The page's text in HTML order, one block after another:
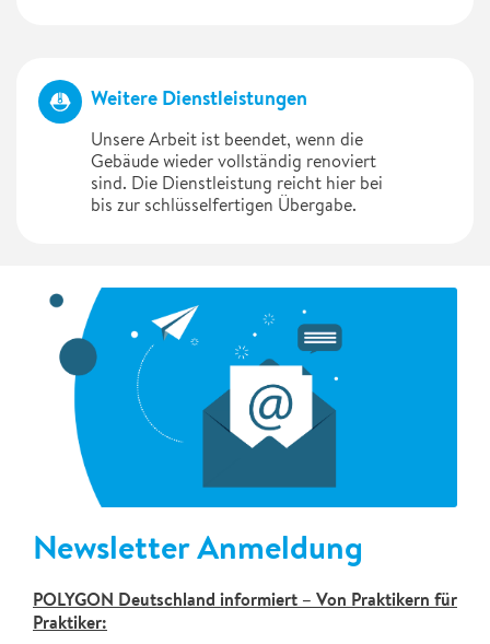
Weitere Dienstleistungen
Unsere Arbeit ist beendet, wenn die
Gebäude wieder vollständig renoviert
sind. Die Dienstleistung reicht hier bei
bis zur schlüsselfertigen Übergabe.
Newsletter Anmeldung
POLYGON Deutschland informiert – Von Praktikern für
Praktiker: